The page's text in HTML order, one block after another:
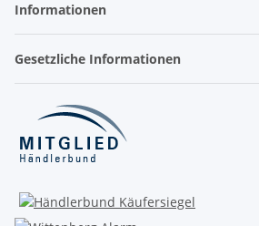
Informationen
Gesetzliche Informationen